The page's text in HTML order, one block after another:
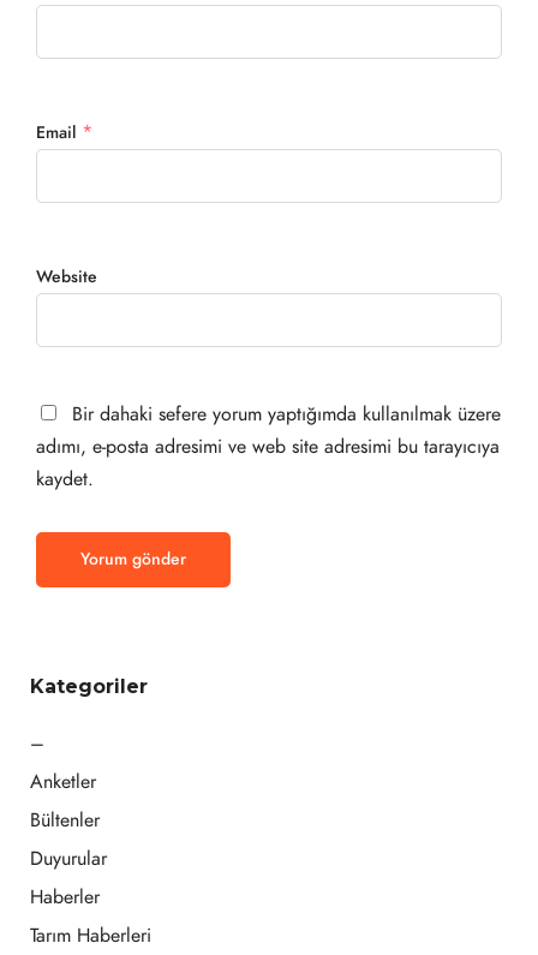
Email *
Website
Bir dahaki sefere yorum yaptığımda kullanılmak üzere
adımı, e-posta adresimi ve web site adresimi bu tarayıcıya
kaydet.
Kategoriler
–
Anketler
Bültenler
Duyurular
Haberler
Tarım Haberleri